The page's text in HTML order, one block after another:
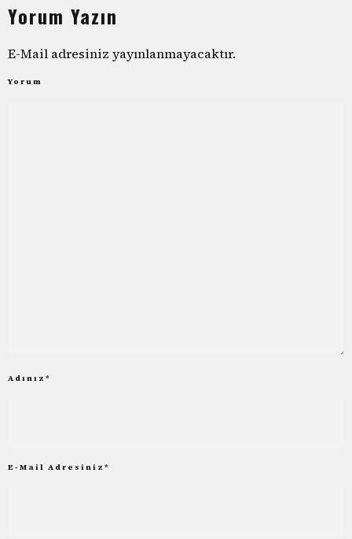
Yorum Yazın
E-Mail adresiniz yayınlanmayacaktır.
Yorum
Adınız *
E-Mail Adresiniz *